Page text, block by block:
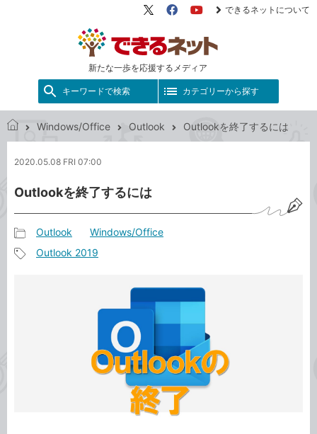
新たな一歩を応援するメディア
X（旧
FacebookYouTube
できるネットについて
キーワードで検索 カテゴリーから探す
る
ッ
ト
Windows/Office Outlook Outlookを終了するには
2020.05.08 FRI 07:00
Outlookを終了するには
事
Outlook Windows/Office
Outlook 2019